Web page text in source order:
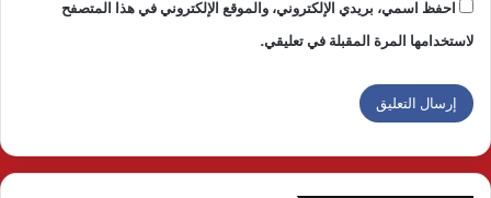
احفظ اسمي، بريدي الإلكتروني، والموقع الإلكتروني في هذا المتصفح
لاستخدامها المرة المقبلة في تعليقي.